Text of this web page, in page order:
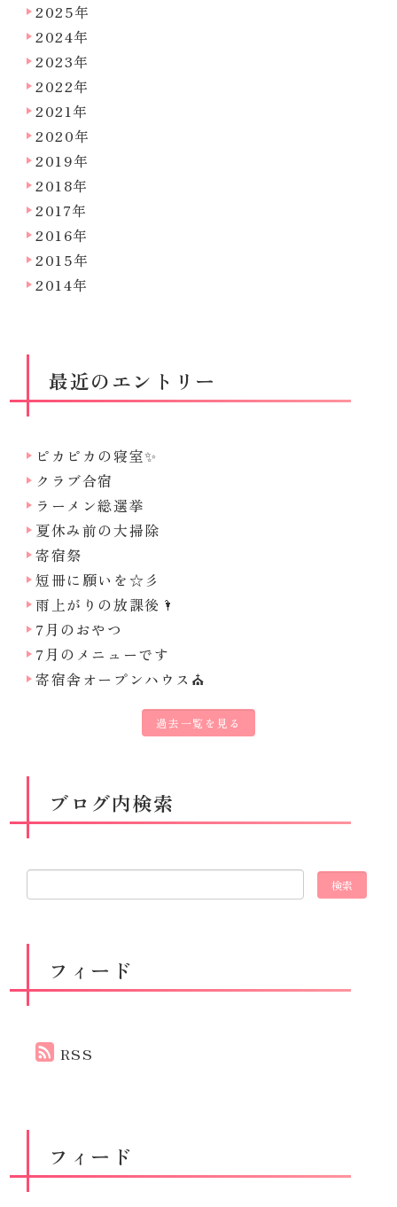
2025年
2024年
2023年
2022年
2021年
2020年
2019年
2018年
2017年
2016年
2015年
2014年
最近のエントリー
ピカピカの寝室✨
クラブ合宿
ラーメン総選挙
夏休み前の大掃除
寄宿祭
短冊に願いを☆彡
雨上がりの放課後🌂
7月のおやつ
7月のメニューです
寄宿舎オープンハウス⛪
過去一覧を見る
ブログ内検索
フィード
RSS
フィード